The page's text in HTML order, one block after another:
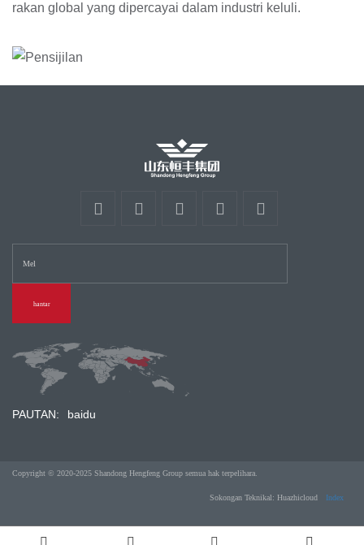
rakan global yang dipercayai dalam industri keluli.
hantar
PAUTAN: baidu
Copyright © 2020-2025 Shandong Hengfeng Group semua hak terpelihara.
Sokongan Teknikal: Huazhicloud Index